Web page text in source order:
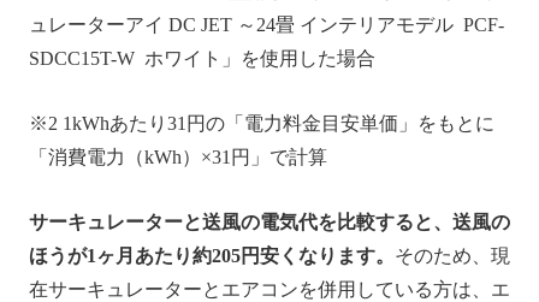
ュレーターアイ DC JET ～24畳 インテリアモデル PCF-
SDCC15T-W ホワイト」を使用した場合
※2 1kWhあたり31円の「電力料金目安単価」をもとに
「消費電力（kWh）×31円」で計算
サーキュレーターと送風の電気代を比較すると、送風の
ほうが1ヶ月あたり約205円安くなります。 そのため、現
在サーキュレーターとエアコンを併用している方は、エ